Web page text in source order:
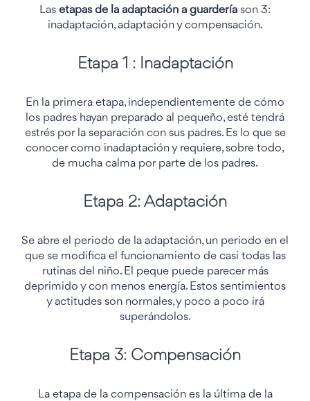
Las etapas de la adaptación a guardería son 3:
inadaptación, adaptación y compensación.
Etapa 1 : Inadaptación
En la primera etapa, independientemente de cómo
los padres hayan preparado al pequeño, esté tendrá
estrés por la separación con sus padres. Es lo que se
conocer como inadaptación y requiere, sobre todo,
de mucha calma por parte de los padres.
Etapa 2: Adaptación
Se abre el periodo de la adaptación, un periodo en el
que se modifica el funcionamiento de casi todas las
rutinas del niño. El peque puede parecer más
deprimido y con menos energía. Estos sentimientos
y actitudes son normales, y poco a poco irá
superándolos.
Etapa 3: Compensación
La etapa de la compensación es la última de la